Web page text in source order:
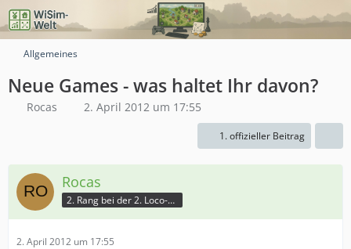
Allgemeines
Neue Games - was haltet Ihr davon?
Rocas 2. April 2012 um 17:55
1. offizieller Beitrag
Rocas
2. Rang bei der 2. Loco-Battle
2. April 2012 um 17:55